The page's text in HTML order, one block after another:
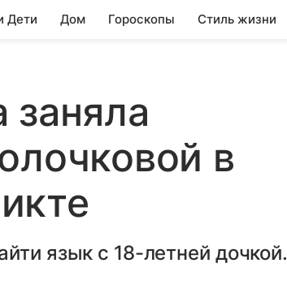
Дети Дом Гороскопы Стиль жизни
заняла
в
язык с 18-летней дочкой.